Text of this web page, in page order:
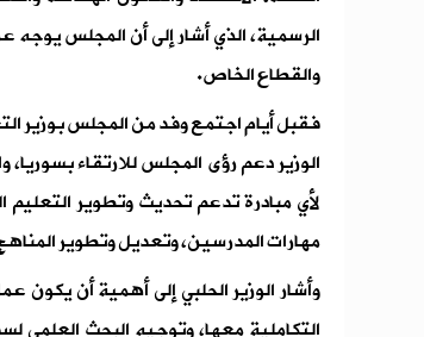
الرسمية، الذي أشار إلى أن المجلس
والقطاع الخاص.
فقبل أيام اجتمع ‌وفد من المجلس بوزير
الوزير دعم رؤى المجلس للارتقاء
لأي مبادرة تدعم تحديث وتطوير التعليم
مهارات المدرسين، وتعديل وتطوير
‏وأشار الوزير الحلبي إلى أهمية أن